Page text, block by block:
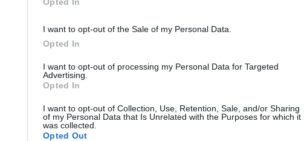
I want to opt-out of the Sale of my Personal Data.
Opted In
I want to opt-out of processing my Personal Data for Targeted
Advertising.
Opted In
I want to opt-out of Collection, Use, Retention, Sale, and/or Sharing
of my Personal Data that Is Unrelated with the Purposes for which it
was collected.
Opted Out